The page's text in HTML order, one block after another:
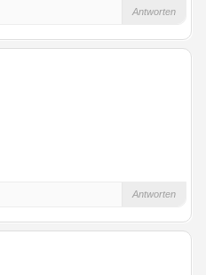
Antworten
Antworten